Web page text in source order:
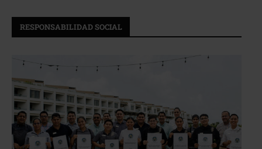
RESPONSABILIDAD SOCIAL